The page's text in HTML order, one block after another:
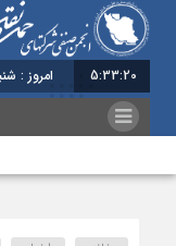
5:33:20 امروز : شنبه - 17